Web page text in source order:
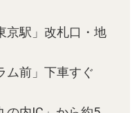
京駅」改札口・地
前」下車すぐ